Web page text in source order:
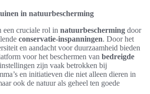
in natuurbescherming
een cruciale rol in natuurbescherming door
conservatie-inspanningen. Door het
en aandacht voor duurzaamheid bieden
voor het beschermen van bedreigde
zijn vaak betrokken bij
en initiatieven die niet alleen dieren in
ook de natuur als geheel ten goede